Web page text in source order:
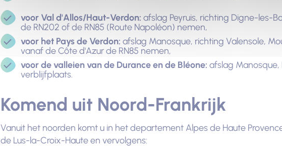
voor Val d'Allos/Haut-Verdon: afslag Peyruis, richting Digne-les-
de RN202 of de RN85 (Route Napoléon) nemen,
voor het Pays de Verdon: afslag Manosque, richting Valensole,
vanaf de Côte d'Azur de RN85 nemen,
voor de valleien van de Durance en de Bléone: afslag Manosque,
verblijfplaats.
Komend uit Noord-Frankrijk
Vanuit het noorden komt u in het departement Alpes de Haute
de Lus-la-Croix-Haute en vervolgens: